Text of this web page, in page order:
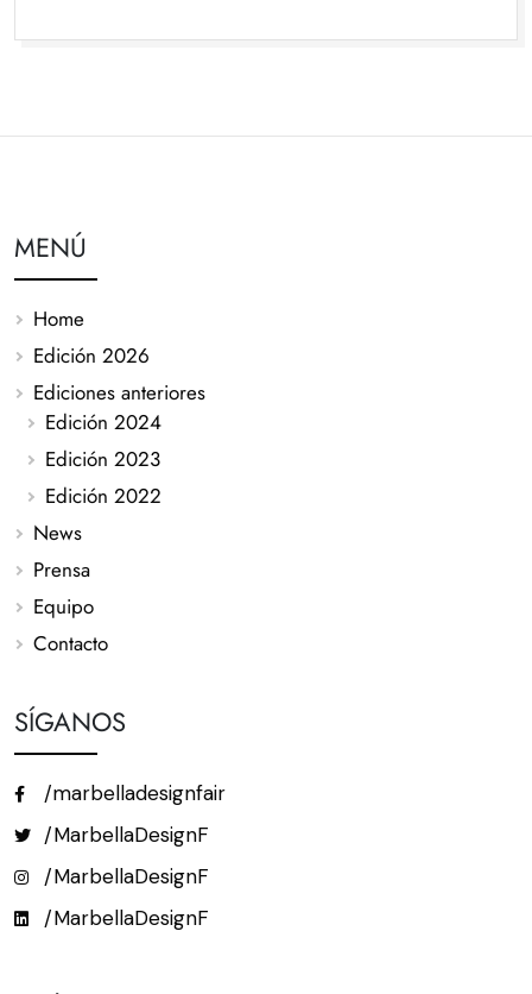
MENÚ
Home
Edición 2026
Ediciones anteriores
Edición 2024
Edición 2023
Edición 2022
News
Prensa
Equipo
Contacto
SÍGANOS
/marbelladesignfair
/MarbellaDesignF
/MarbellaDesignF
/MarbellaDesignF